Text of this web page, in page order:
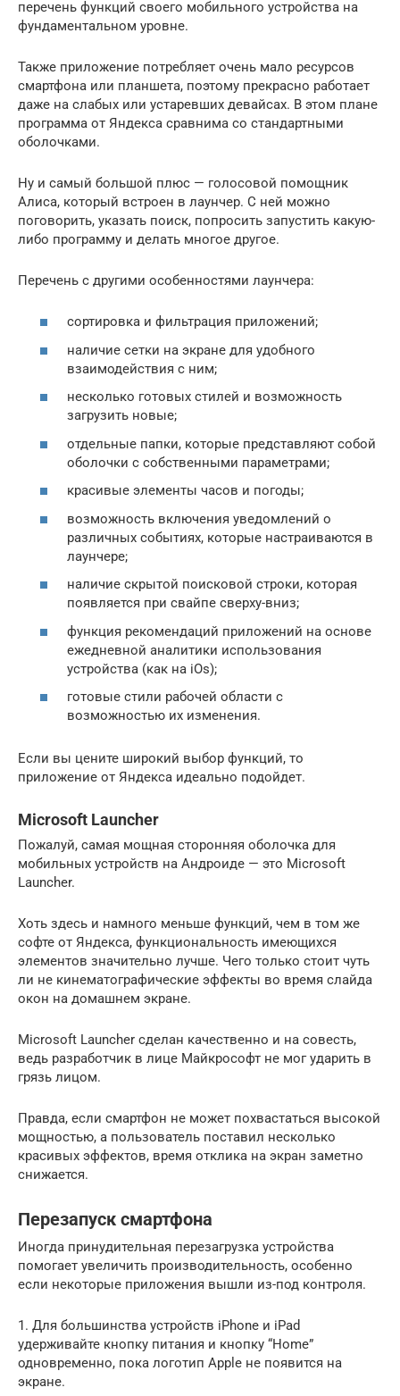
перечень функций своего мобильного устройства на
фундаментальном уровне.
Также приложение потребляет очень мало ресурсов
смартфона или планшета, поэтому прекрасно работает
даже на слабых или устаревших девайсах. В этом плане
программа от Яндекса сравнима со стандартными
оболочками.
Ну и самый большой плюс — голосовой помощник
Алиса, который встроен в лаунчер. С ней можно
поговорить, указать поиск, попросить запустить какую-
либо программу и делать многое другое.
Перечень с другими особенностями лаунчера:
сортировка и фильтрация приложений;
наличие сетки на экране для удобного
взаимодействия с ним;
несколько готовых стилей и возможность
загрузить новые;
отдельные папки, которые представляют собой
оболочки с собственными параметрами;
красивые элементы часов и погоды;
возможность включения уведомлений о
различных событиях, которые настраиваются в
лаунчере;
наличие скрытой поисковой строки, которая
появляется при свайпе сверху-вниз;
функция рекомендаций приложений на основе
ежедневной аналитики использования
устройства (как на iOs);
готовые стили рабочей области с
возможностью их изменения.
Если вы цените широкий выбор функций, то
приложение от Яндекса идеально подойдет.
Microsoft Launcher
Пожалуй, самая мощная сторонняя оболочка для
мобильных устройств на Андроиде — это Microsoft
Launcher.
Хоть здесь и намного меньше функций, чем в том же
софте от Яндекса, функциональность имеющихся
элементов значительно лучше. Чего только стоит чуть
ли не кинематографические эффекты во время слайда
окон на домашнем экране.
Microsoft Launcher сделан качественно и на совесть,
ведь разработчик в лице Майкрософт не мог ударить в
грязь лицом.
Правда, если смартфон не может похвастаться высокой
мощностью, а пользователь поставил несколько
красивых эффектов, время отклика на экран заметно
снижается.
Перезапуск смартфона
Иногда принудительная перезагрузка устройства
помогает увеличить производительность, особенно
если некоторые приложения вышли из-под контроля.
1. Для большинства устройств iPhone и iPad
удерживайте кнопку питания и кнопку “Home”
одновременно, пока логотип Apple не появится на
экране.